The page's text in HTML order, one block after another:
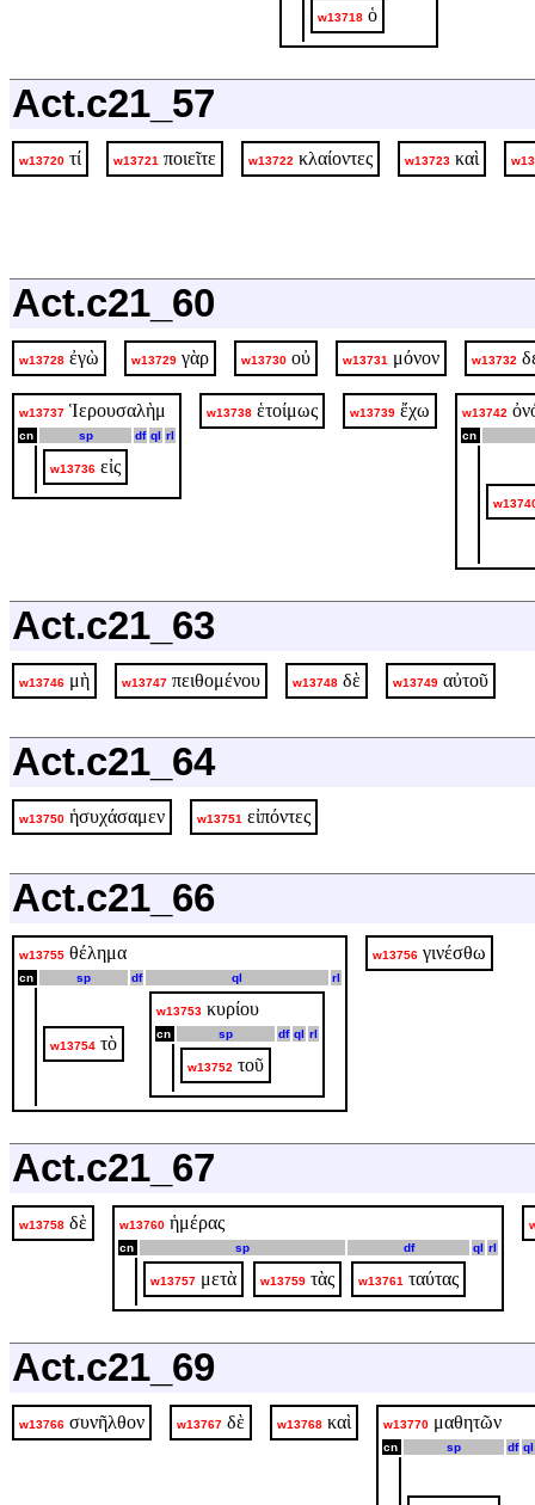
w13718 ὁ
Act.c21_57
w13720 τί w13721 ποιεῖτε w13722 κλαίοντες w13723 καὶ
Act.c21_60
w13728 ἐγὼ w13729 γὰρ w13730 οὐ w13731 μόνον w13732
w13737 Ἱερουσαλὴμ
cn sp df ql rl
w13736 εἰς
w13738 ἑτοίμως w13739 ἔχω w13742
cn
Act.c21_63
w13746 μὴ w13747 πειθομένου w13748 δὲ w13749 αὐτοῦ
Act.c21_64
w13750 ἡσυχάσαμεν w13751 εἰπόντες
Act.c21_66
w13755 θέλημα
cn sp df ql rl
w13754 τὸ
w13753 κυρίου
cn sp df ql rl
w13752 τοῦ
w13756 γινέσθω
Act.c21_67
w13758 δὲ w13760 ἡμέρας
cn sp df ql rl
w13757 μετὰ w13759 τὰς w13761 ταύτας
Act.c21_69
w13766 συνῆλθον w13767 δὲ w13768 καὶ w13770 μαθητῶν
cn sp df ql